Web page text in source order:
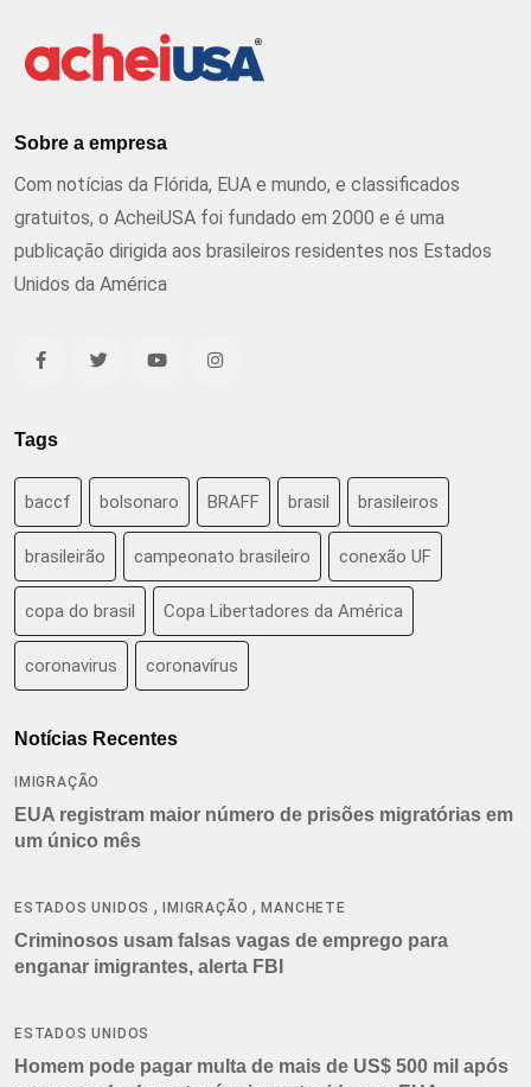
Sobre a empresa
Com notícias da Flórida, EUA e mundo, e classificados
gratuitos, o AcheiUSA foi fundado em 2000 e é uma
publicação dirigida aos brasileiros residentes nos Estados
Unidos da América
Tags
baccf bolsonaro BRAFF brasil brasileiros
brasileirão campeonato brasileiro conexão UF
copa do brasil Copa Libertadores da América
coronavirus coronavírus
Notícias Recentes
IMIGRAÇÃO
EUA registram maior número de prisões migratórias em
um único mês
ESTADOS UNIDOS ,IMIGRAÇÃO ,MANCHETE
Criminosos usam falsas vagas de emprego para
enganar imigrantes, alerta FBI
ESTADOS UNIDOS
Homem pode pagar multa de mais de US$ 500 mil após